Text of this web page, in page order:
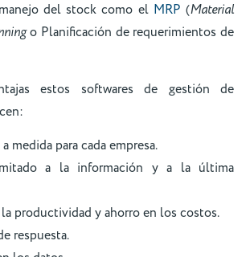
del stock como el MRP (Material
o Planificación de requerimientos de
estos softwares de gestión de
medida para cada empresa.
a la información y a la última
productividad y ahorro en los costos.
respuesta.